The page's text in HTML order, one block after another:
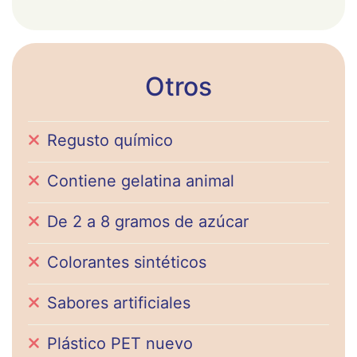
Otros
Regusto químico
Contiene gelatina animal
De 2 a 8 gramos de azúcar
Colorantes sintéticos
Sabores artificiales
Plástico PET nuevo